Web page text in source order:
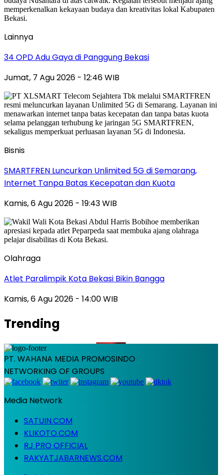
Lainnya
34 OPD Adu Gaya di Panggung Bekasi
Jumat, 7 Agu 2026 - 12:46 WIB
Bisnis
SMARTFREN Luncurkan Unlimited 5G di Semarang,
Internet Tanpa Batas Kecepatan dan Kuota
Kamis, 6 Agu 2026 - 19:43 WIB
Olahraga
Atlet Paralimpik Kota Bekasi Bikin Bangga
Kamis, 6 Agu 2026 - 14:00 WIB
Trending
PT. WAHANA MEDIA PROMOSINDO
NETWORKING OF GROUPS
Media Network
SATUIN.COM
KLIKOTO.COM
RJ PRO OFFICIAL
RAKYATJABARNEWS.COM